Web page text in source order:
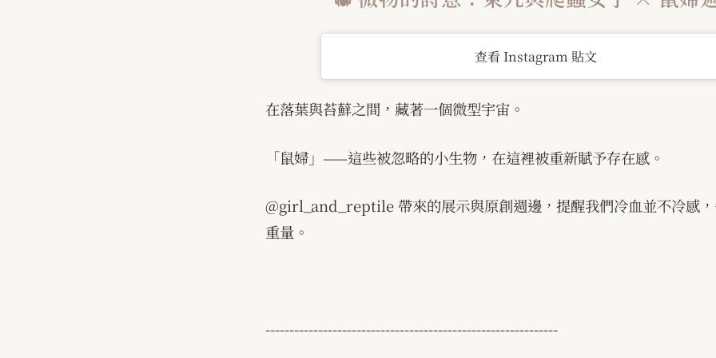
查看 Instagram 貼文
在落葉與苔蘚之間，藏著一個微型宇宙。
「鼠婦」 ——這些被忽略的小生物，在這裡被重新賦予存在感。
@girl_and_reptile 帶來的展示與原創週邊，提醒我們冷血並不冷感
重量。
-------------------------------------------------------------